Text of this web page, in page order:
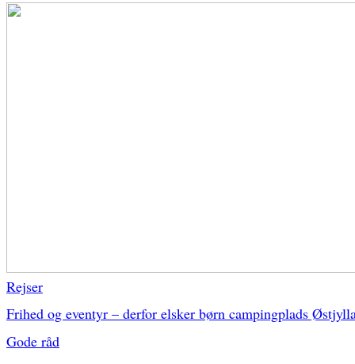
Rejser
Frihed og eventyr – derfor elsker børn campingplads
Gode råd